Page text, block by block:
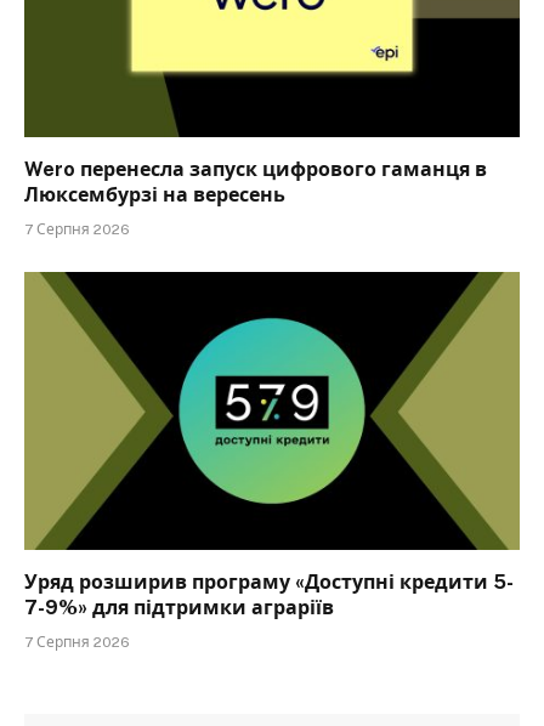
Wero перенесла запуск цифрового гаманця в
Люксембурзі на вересень
7 Серпня 2026
Уряд розширив програму «Доступні кредити 5-
7-9%» для підтримки аграріїв
7 Серпня 2026